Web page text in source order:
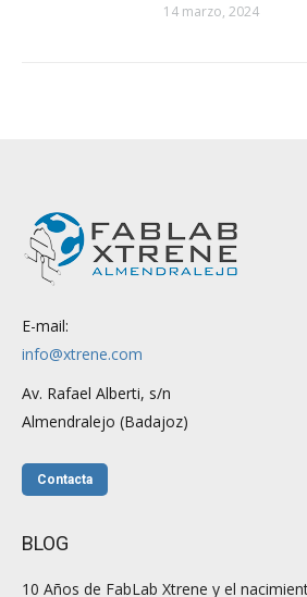
14 marzo, 2024
E-mail:
info@xtrene.com
Av. Rafael Alberti, s/n
Almendralejo (Badajoz)
Contacta
BLOG
10 Años de FabLab Xtrene y el